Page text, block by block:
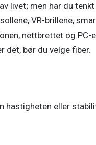
livet; men har du
VR-brillene,
nettbrettet og PC-
det, bør du velge fiber.
hastigheten eller